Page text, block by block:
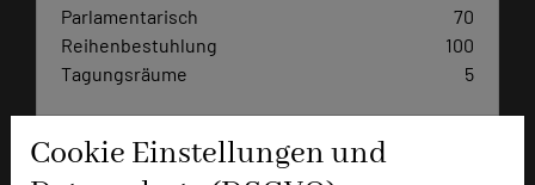
Cookie Einstellungen und
Parlamentarisch
70
Reihenbestuhlung
100
Tagungsräume
5
Ausstellungsfläche 420 qm
Zimmer